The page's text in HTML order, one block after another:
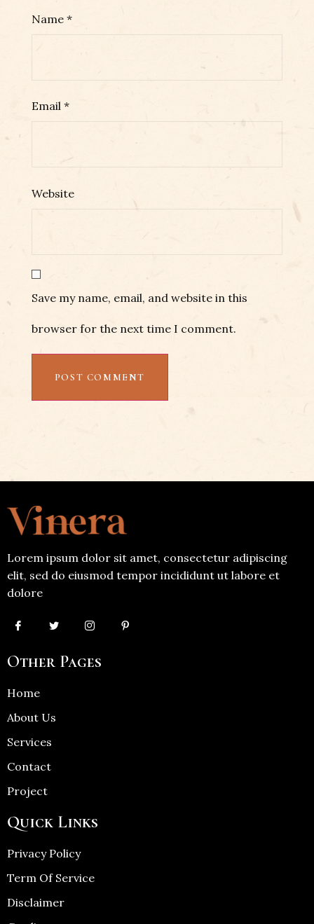
Name *
Email *
Website
Save my name, email, and website in this
browser for the next time I comment.
Lorem ipsum dolor sit amet, consectetur adipiscing
elit, sed do eiusmod tempor incididunt ut labore et
dolore
Other Pages
Home
About Us
Services
Contact
Project
Quick Links
Privacy Policy
Term Of Service
Disclaimer